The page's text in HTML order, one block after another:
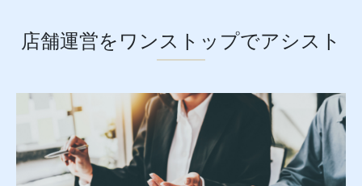
店舗運営をワンストップでアシスト